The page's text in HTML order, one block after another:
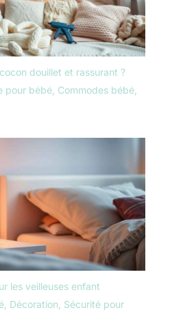
douillet et rassurant ?
pour bébé Commodes bébé
les veilleuses enfant
Décoration Sécurité pour